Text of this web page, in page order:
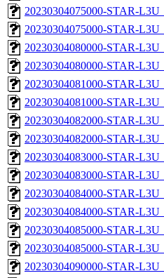
20230304075000-STAR-
20230304075000-STAR-
20230304080000-STAR-
20230304080000-STAR-
20230304081000-STAR-
20230304081000-STAR-
20230304082000-STAR-
20230304082000-STAR-
20230304083000-STAR-
20230304083000-STAR-
20230304084000-STAR-
20230304084000-STAR-
20230304085000-STAR-
20230304085000-STAR-
20230304090000-STAR-